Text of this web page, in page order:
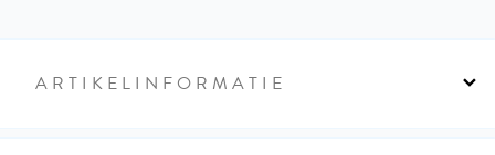
ARTIKELINFORMATIE